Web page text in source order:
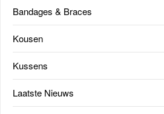
Bandages & Braces
Kousen
Kussens
Laatste Nieuws